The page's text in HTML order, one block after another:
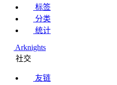
标签
分类
统计
Arknights
社交
友链